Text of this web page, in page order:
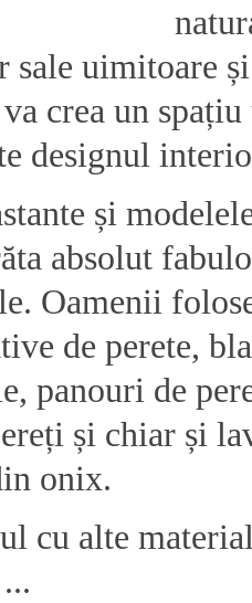
sale uimitoare
crea un
designul
și
absolut
Oamenii
de perete,
panouri de
și chiar și
onix.
cu alte